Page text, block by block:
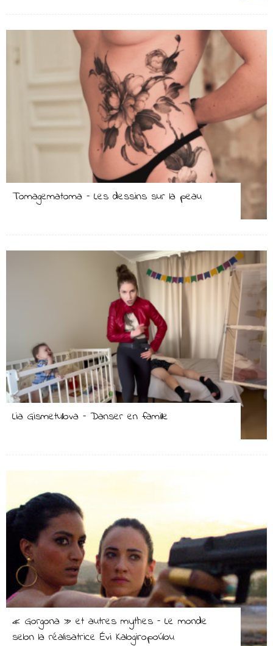
Tomagematoma – Les dessins sur la peau
Lia Gismetullova – Danser en famille
« Gorgona » et autres mythes – Le monde
selon la réalisatrice Évi Kalogiropoúlou